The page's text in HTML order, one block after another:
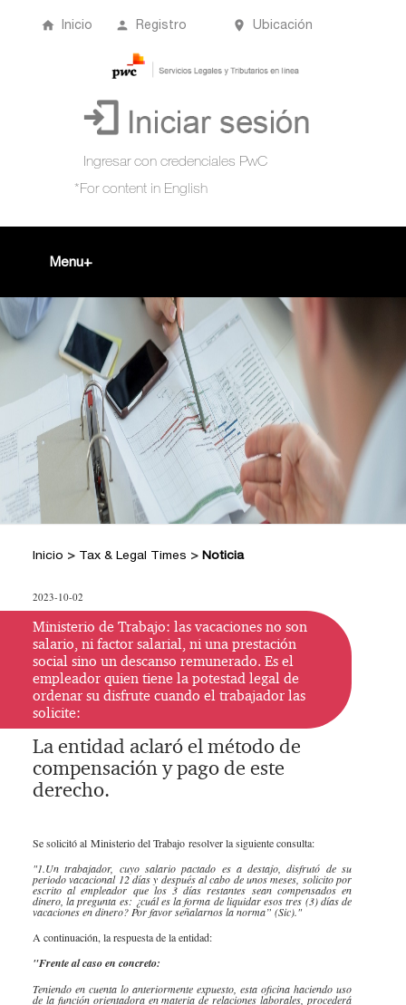
Inicio Registro Ubicación
Menu
Acompañamiento Tributario Virtual +
¿Qué es?
Perfil de usuario
Hacer Pregunta
Posiciones Tributarias PwC
Preguntas Frecuentes
Comprar
Biblioteca Virtual
Doctrina DIAN
Jurisprudencia Corte Constitucional
Jurisprudencia Consejo de Estado
Convenios para evitar la doble
imposición
Estatuto Contable
Estatuto Tributario +
Comprar
2026
Anteriores
2023
2022
2021
2019
2018
2016
activación
Instructivo
consulta App
consulta Web
Tax & Legal Times * +
Personas naturales, Tributación
Impuestos Territoriales, Litigios,
Regimen SIMPLE
Derecho corporativo, Comercio exterior,
Fusiones y adquisiciones
patrimonio y precios de la transferencia
IVA, Impuesto nacional al consumo GMF
y otros tributos
Boletines /Newsletter /信息推送
Doing Business in Colombia
Servicios tributarios
PwC Colombia
Inicio > Tax & Legal Times > Noticia
2023-10-02
Ministerio de Trabajo: las vacaciones no son
salario, ni factor salarial, ni una prestación
social sino un descanso remunerado. Es el
empleador quien tiene la potestad legal de
ordenar su disfrute cuando el trabajador las
solicite:
La entidad aclaró el método de
compensación y pago de este
derecho.
​Se solicitó al Ministerio del Trabajo resolver la siguiente consulta:
"1.Un trabajador, cuyo salario pactado es a destajo, disfrutó de su
periodo vacacional 12 días y después al cabo de unos meses, solicito por
escrito al empleador que los 3 días restantes sean compensados en
dinero, la pregunta es: ¿cuál es la forma de liquidar esos tres (3) días de
vacaciones en dinero? Por favor señalarnos la norma” (Sic)."
A continuación, la respuesta de la entidad:
​"Frente al caso en concreto:
​Teniendo en cuenta lo anteriormente expuesto, esta oficina haciendo uso
de la función orientadora en materia de relaciones laborales, procederá